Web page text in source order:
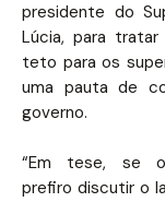
presidente do
Lúcia, para
teto para os
uma pauta de
governo.
“Em tese, se
prefiro discutir o